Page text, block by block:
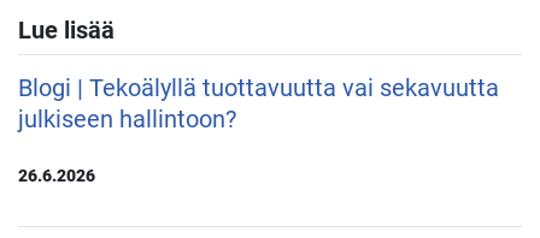
Lue lisää
Blogi | Tekoälyllä tuottavuutta vai sekavuutta
julkiseen hallintoon?
26.6.2026